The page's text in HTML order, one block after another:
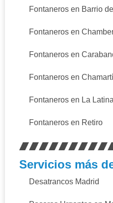
Fontaneros en Barrio
Fontaneros en
Fontaneros en
Fontaneros en
Fontaneros en La Latina
Fontaneros en Retiro
Servicios más
Desatrancos Madrid